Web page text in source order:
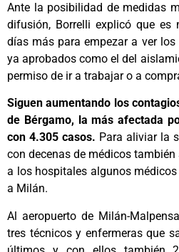
Ante la posibilidad de medidas
difusión, Borrelli explicó que es
días más para empezar a ver
ya aprobados como el del
permiso de ir a trabajar o a
Siguen aumentando los
de Bérgamo, la más afectada
con 4.305 casos. Para aliviar la
con decenas de médicos
a los hospitales algunos
a Milán.
Al aeropuerto de Milán-
tres técnicos y enfermeras que